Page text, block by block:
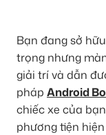
Bạn đang sở
trọng nhưng
giải trí và dẫn
pháp Android
chiếc xe của
phương tiện